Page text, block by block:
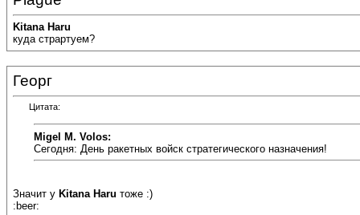
Kitana Haru
куда страртуем?
Георг
Цитата:
Migel M. Volos:
Сегодня: День ракетных войск стратегического назначения!
Значит у Kitana Haru тоже :)
:beer: